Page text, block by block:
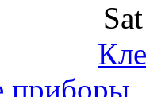
приборы